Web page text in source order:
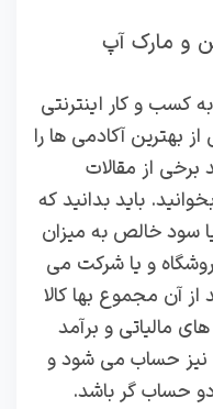
و مارک آپ
کسب و کار اینترنتی
بهترین آکادمی ها را
برخی از مقالات
باید بدانید که
سود خالص به میزان
و یا شرکت می
آن مجموع بها کالا
مالیاتی و برآمد
نیز حساب می شود و
حساب گر باشد.